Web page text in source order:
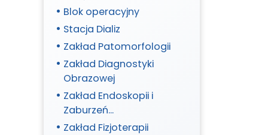
Blok operacyjny
Stacja Dializ
Zakład Patomorfologii
Zakład Diagnostyki
Obrazowej
Zakład Endoskopii i
Zaburzeń
Metabolicznych
Zakład Fizjoterapii